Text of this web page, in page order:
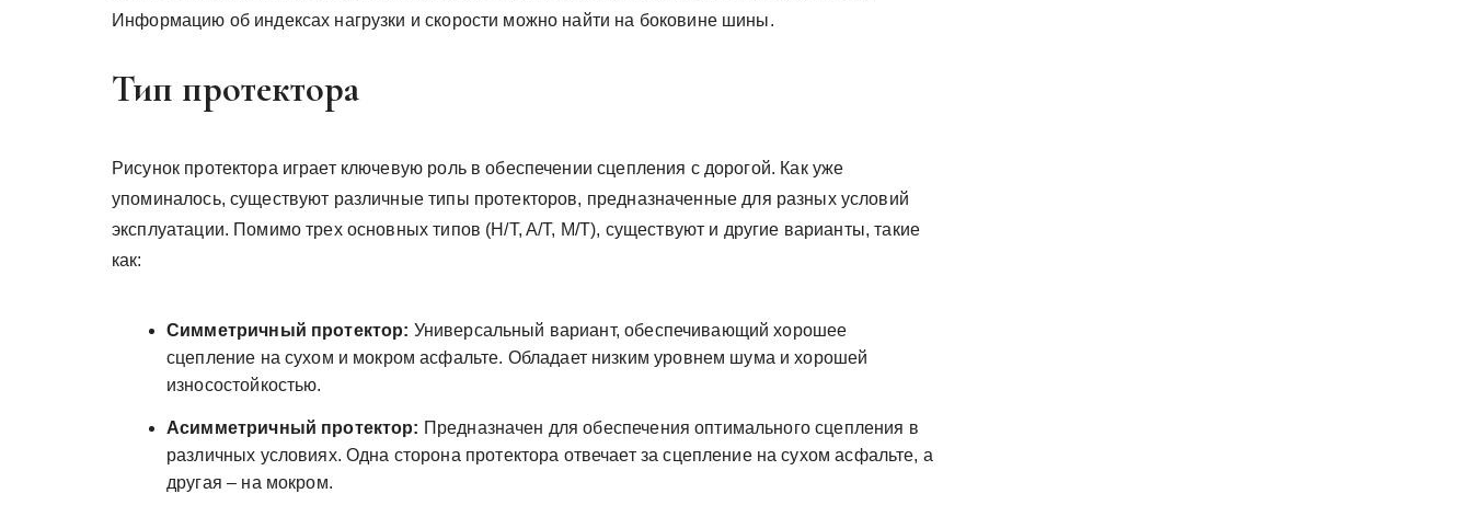
Информацию об индексах нагрузки и скорости можно найти на боковине шины.
Тип протектора
Рисунок протектора играет ключевую роль в обеспечении сцепления с дорогой. Как уже
упоминалось, существуют различные типы протекторов, предназначенные для разных условий
эксплуатации. Помимо трех основных типов (H/T, A/T, M/T), существуют и другие варианты, такие
как:
Симметричный протектор: Универсальный вариант, обеспечивающий хорошее
сцепление на сухом и мокром асфальте. Обладает низким уровнем шума и хорошей
износостойкостью.
Асимметричный протектор: Предназначен для обеспечения оптимального сцепления в
различных условиях. Одна сторона протектора отвечает за сцепление на сухом асфальте, а
другая – на мокром.